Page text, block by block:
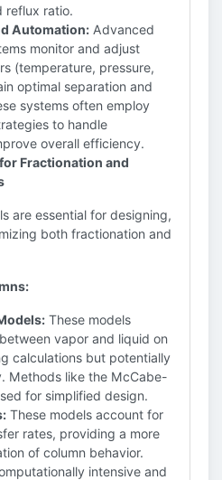
reflux ratio.
Automation: Advanced
monitor and adjust
(temperature, pressure,
optimal separation and
systems often employ
to handle
overall efficiency.
Fractionation and
are essential for designing,
both fractionation and
These models
vapor and liquid on
calculations but potentially
Methods like the McCabe-
for simplified design.
These models account for
rates, providing a more
of column behavior.
intensive and